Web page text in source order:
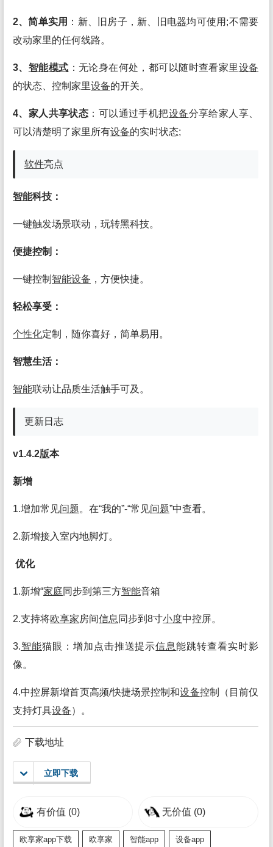
2、简单实用 ：新、旧房子，新、旧电器均可使用;不需要
改动家里的任何线路。
3、 智能模式 ：无论身在何处，都可以随时查看家里设备
的状态、控制家里设备的开关。
4、家人共享状态 ：可以通过手机把设备分享给家人享、
可以清楚明了家里所有设备的实时状态;
软件亮点
智能科技：
一键触发场景联动，玩转黑科技。
便捷控制：
一键控制 智能设备 ，方便快捷。
轻松享受：
个性化定制，随你喜好，简单易用。
智慧生活：
智能联动让品质生活触手可及。
更新日志
v1.4.2版本
新增
1.增加常见问题。在“我的”-“常见问题”中查看。
2.新增接入室内地脚灯。
优化
1.新增“家庭同步到第三方智能音箱
2.支持将欧享家房间信息 同步到8寸小度中控屏。
3.智能猫眼：增加点击推送提示信息能跳转查看实时影
像。
4.中控屏新增首页高频/快捷场景控制和设备控制（目前仅
支持灯具设备）。
下载地址
立即下载
有价值 (0) 无价值 (0)
欧享家app下载 欧享家 智能app 设备app